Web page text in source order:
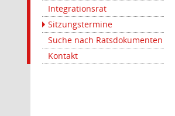
Integrationsrat
Sitzungstermine
Suche nach Ratsdokumenten
Kontakt